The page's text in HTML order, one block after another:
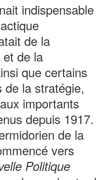
indispensable
de la
de la
que certains
de la stratégie,
importants
depuis 1917.
de la
vers
Politique